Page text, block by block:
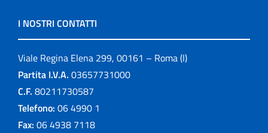
Pubblicazioni
Pubblicazioni cessate
Publication for schools
I NOSTRI CONTATTI
Viale Regina Elena 299, 00161 – Roma (I)
Partita I.V.A. 03657731000
C.F. 80211730587
Telefono: 06 4990 1
Fax: 06 4938 7118